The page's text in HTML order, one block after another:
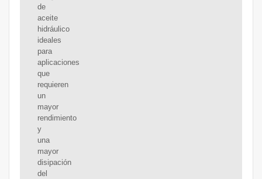
de
aceite
hidráulico
ideales
para
aplicaciones
que
requieren
un
mayor
rendimiento
y
una
mayor
disipación
del